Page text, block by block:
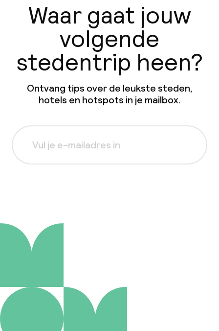
Waar gaat jouw
volgende
stedentrip heen?
Ontvang tips over de leukste steden,
hotels en hotspots in je mailbox.